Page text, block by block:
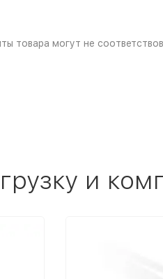
товара могут не
и